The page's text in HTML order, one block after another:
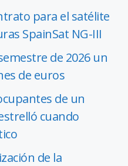
para el satélite
SpainSat NG-III
de 2026 un
de euros
de un
cuando
de la